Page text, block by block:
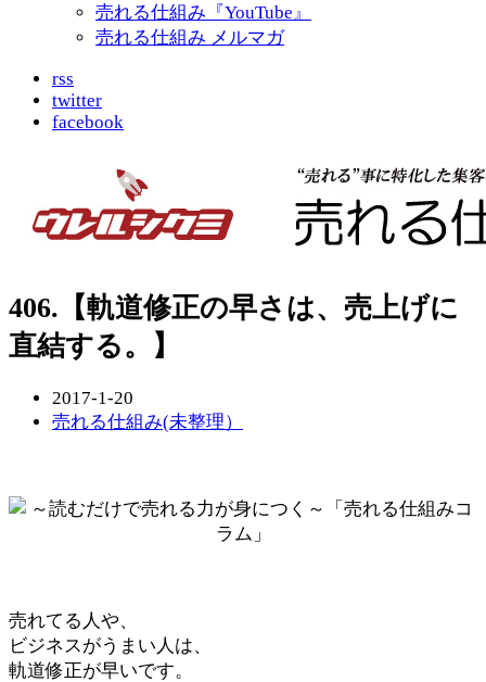
売れる仕組み『YouTube』
売れる仕組み メルマガ
rss
twitter
facebook
406.【軌道修正の早さは、売上げに
直結する。】
2017-1-20
売れる仕組み(未整理）
売れてる人や、
ビジネスがうまい人は、
軌道修正が早いです。